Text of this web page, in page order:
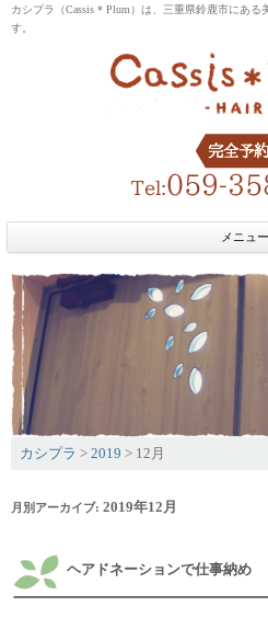
カシプラ（Cassis * Plum）は、三重県鈴鹿市にあ
す。
メニュー
カシプラ > 2019 > 12月
月別アーカイブ: 2019年12月
ヘアドネーションで仕事納め